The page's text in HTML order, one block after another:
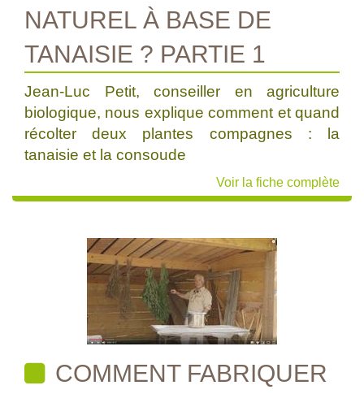
NATUREL À BASE DE
TANAISIE ? PARTIE 1
Jean-Luc Petit, conseiller en agriculture
biologique, nous explique comment et quand
récolter deux plantes compagnes : la
tanaisie et la consoude
Voir la fiche complète
COMMENT FABRIQUER